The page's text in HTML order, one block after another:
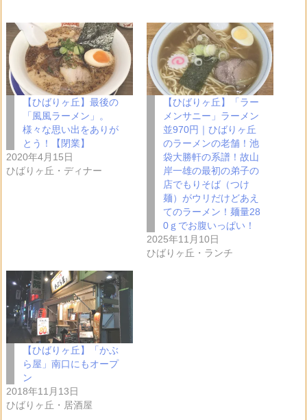
み
中…
【ひばりヶ丘】最後の
「風風ラーメン」。
様々な思い出をありが
とう！【閉業】
2020年4月15日
ひばりヶ丘・ディナー
【ひばりヶ丘】「ラー
メンサニー」ラーメン
並970円｜ひばりヶ丘
のラーメンの老舗！池
袋大勝軒の系譜！故山
岸一雄の最初の弟子の
店でもりそば（つけ
麺）がウリだけどあえ
てのラーメン！麺量28
0ｇでお腹いっぱい！
2025年11月10日
ひばりヶ丘・ランチ
【ひばりヶ丘】「かぶ
ら屋」南口にもオープ
ン
2018年11月13日
ひばりヶ丘・居酒屋